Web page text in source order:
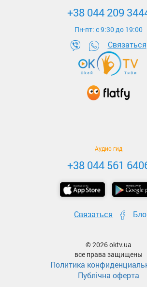
+38 044 209
Пн-пт: c 9:30 до 19:00
Связаться
Аудио гид
+38 044 561
Связаться
© 2026 oktv.ua
все права защищены
Политика
Публічна оферта